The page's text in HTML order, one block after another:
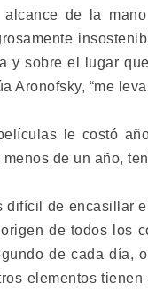
de la
y sobre el lugar
Aronofsky, “me
le costó
de un año,
difícil de encasillar
de todos los
de cada
elementos